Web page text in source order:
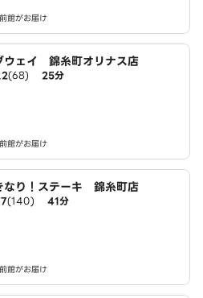
館がお届け
ウェイ 錦糸町オリナス店
(68) 25分
館がお届け
なり！ステーキ 錦糸町店
(140) 41分
館がお届け